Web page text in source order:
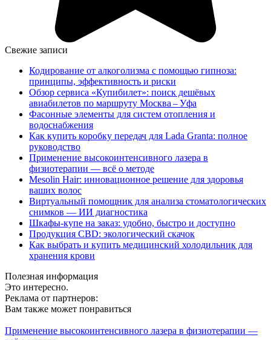
Свежие записи
Кодирование от алкоголизма с помощью гипноза:
принципы, эффективность и риски
Обзор сервиса «Купибилет»: поиск дешёвых
авиабилетов по маршруту Москва – Уфа
Фасонные элементы для систем отопления и
водоснабжения
Как купить коробку передач для Lada Granta: полное
руководство
Применение высокоинтенсивного лазера в
физиотерапии — всё о методе
Mesolin Hair: инновационное решение для здоровья
ваших волос
Виртуальный помощник для анализа стоматологических
снимков — ИИ диагностика
Шкафы-купе на заказ: удобно, быстро и доступно
Продукция CBD: экологический скачок
Как выбрать и купить медицинский холодильник для
хранения крови
Полезная информация
Это интересно.
Реклама от партнеров:
Вам также может понравиться
Применение высокоинтенсивного лазера в физиотерапии —